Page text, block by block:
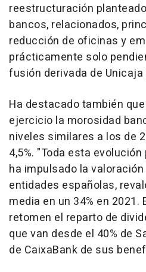
reestructuración
bancos, relacionados,
reducción de oficinas y
prácticamente solo
fusión derivada de Unicaja
Ha destacado también
ejercicio la morosidad
niveles similares a los de
4,5%. "Toda esta
ha impulsado la
entidades españolas,
media en un 34% en
retomen el reparto de
que van desde el 40% de
de CaixaBank de sus